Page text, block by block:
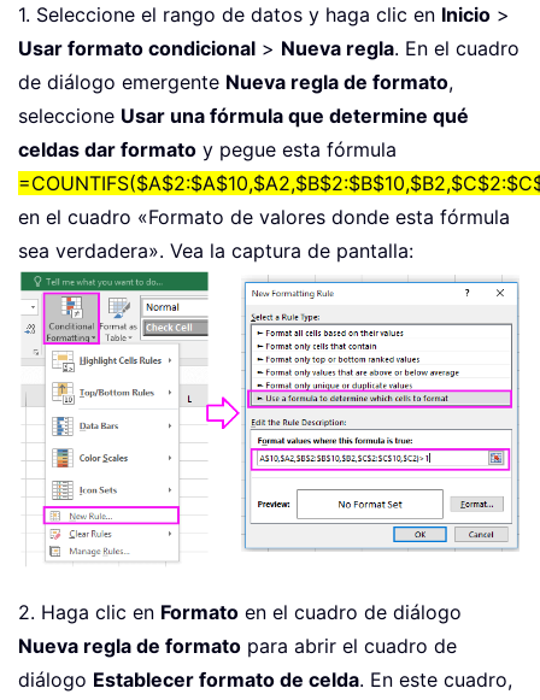
1. Seleccione el rango de datos y haga clic en Inicio >
Usar formato condicional > Nueva regla. En el cuadro
de diálogo emergente Nueva regla de formato,
seleccione Usar una fórmula que determine qué
celdas dar formato y pegue esta fórmula
en el cuadro «Formato de valores donde esta fórmula
sea verdadera». Vea la captura de pantalla:
2. Haga clic en Formato en el cuadro de diálogo
Nueva regla de formato para abrir el cuadro de
diálogo Establecer formato de celda. En este cuadro,